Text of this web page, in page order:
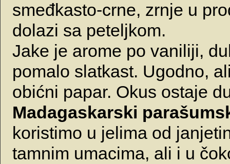
smeđkasto-crne, zrnje u
dolazi sa peteljkom.
Jake je arome po vaniliji,
pomalo slatkast. Ugodno,
obićni papar. Okus ostaje
Madagaskarski
koristimo u jelima od
tamnim umacima, ali i u